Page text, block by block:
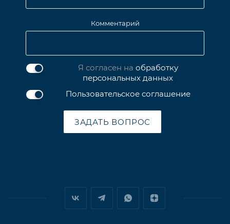
Комментарий
Я согласен на обработку
персональных данных
Пользовательское соглашение
ЗАДАТЬ ВОПРОС